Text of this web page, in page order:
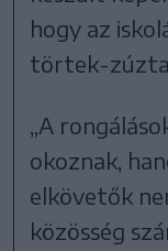
hogy az
törtek-
„A
okoznak,
elkövetők
közösség